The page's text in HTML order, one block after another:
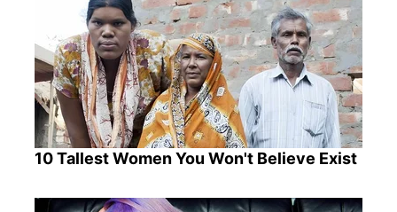
10 Tallest Women You Won't Believe Exist